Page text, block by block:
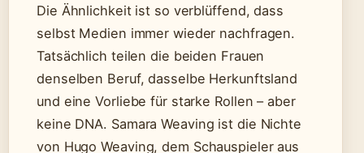
Die Ähnlichkeit ist so verblüffend, dass
selbst Medien immer wieder nachfragen.
Tatsächlich teilen die beiden Frauen
denselben Beruf, dasselbe Herkunftsland
und eine Vorliebe für starke Rollen – aber
keine DNA. Samara Weaving ist die Nichte
von Hugo Weaving, dem Schauspieler aus